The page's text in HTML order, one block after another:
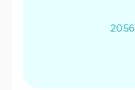
2056